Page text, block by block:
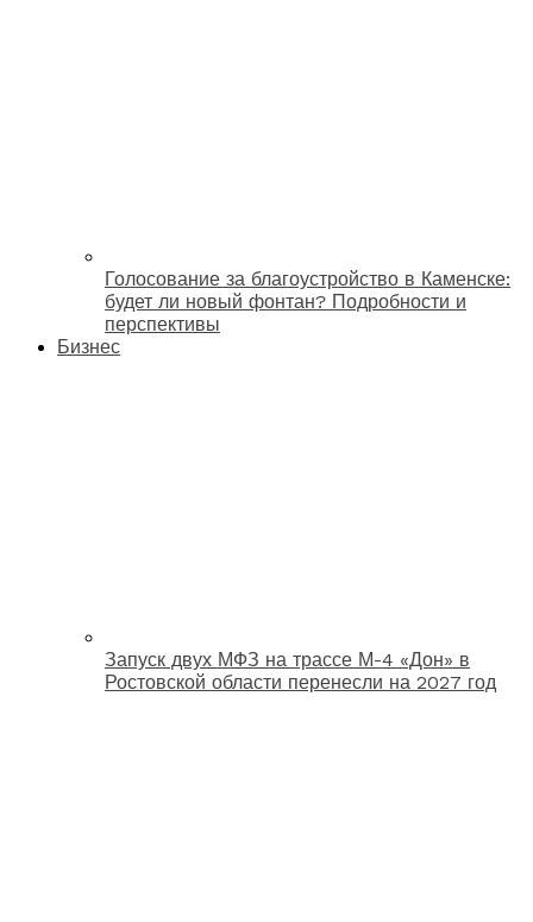
Голосование за благоустройство в Каменске:
будет ли новый фонтан? Подробности и
перспективы
Бизнес
Запуск двух МФЗ на трассе М-4 «Дон» в
Ростовской области перенесли на 2027 год